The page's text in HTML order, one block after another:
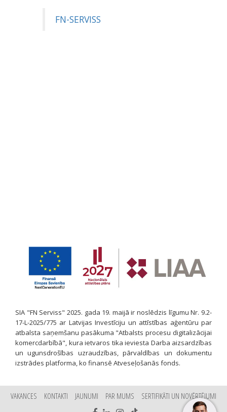
FN-SERVISS
SIA "FN Serviss" 2025. gada 19. maijā ir noslēdzis līgumu Nr. 9.2-
17-L-2025/775 ar Latvijas Investīciju un attīstības aģentūru par
atbalsta saņemšanu pasākuma "Atbalsts procesu digitalizācijai
komercdarbībā", kura ietvaros tika ieviesta Darba aizsardzības
un ugunsdrošības uzraudzības, pārvaldības un dokumentu
izstrādes platforma, ko finansē Atveseļošanās fonds.
VAKANCES KONTAKTI JAUNUMI PAR MUMS SERTIFIKĀTI UN NOVĒRTĒJUMI